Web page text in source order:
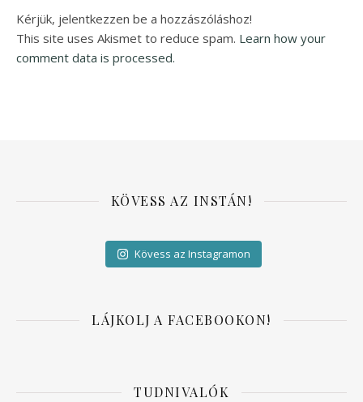
Kérjük, jelentkezzen be a hozzászóláshoz!
This site uses Akismet to reduce spam. Learn how your
comment data is processed.
KÖVESS AZ INSTÁN!
Kövess az Instagramon
LÁJKOLJ A FACEBOOKON!
TUDNIVALÓK